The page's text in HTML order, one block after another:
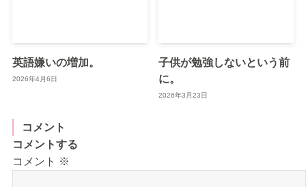
英語嫌いの増加。
2026年4月6日
子供が勉強しないという前
に。
2026年3月23日
コメント
コメントする
コメント ※